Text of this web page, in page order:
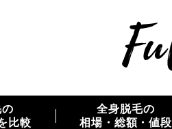
比較
全身脱毛の
相場・総額・値段